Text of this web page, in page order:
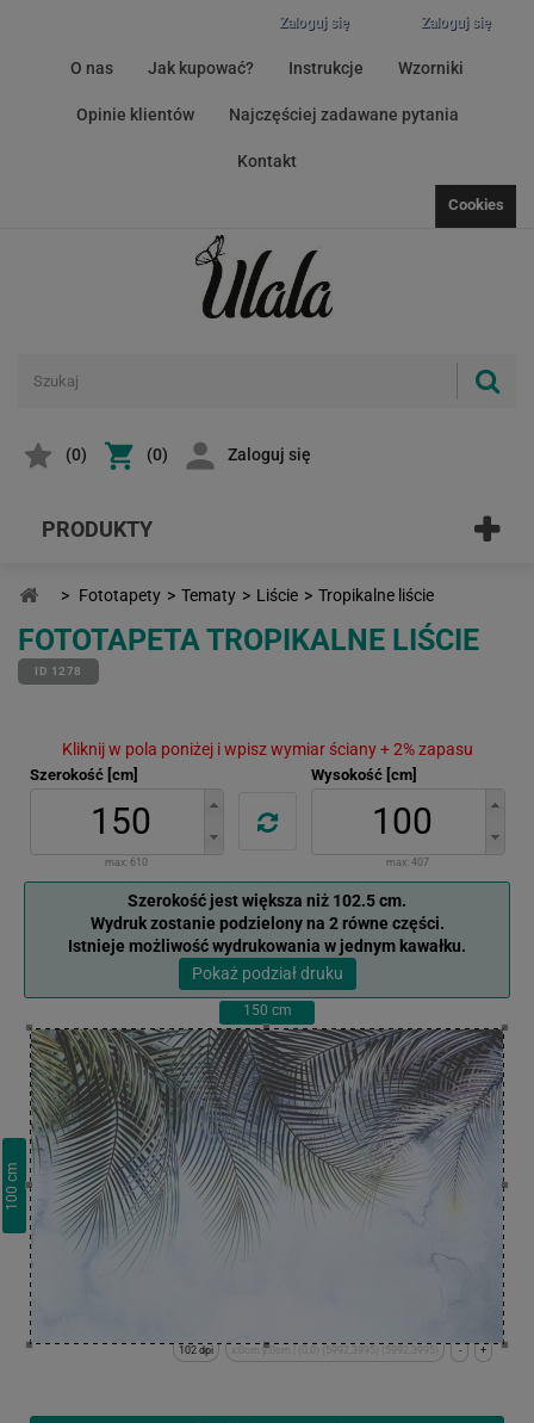
Zaloguj się
Zaloguj się
O nas Jak kupować? Instrukcje Wzorniki
Opinie klientów Najczęściej zadawane pytania
Kontakt
Cookies
(0) (0) Zaloguj się
PRODUKTY
> Fototapety > Tematy > Liście > Tropikalne liście
FOTOTAPETA TROPIKALNE LIŚCIE
ID 1278
Kliknij w pola poniżej i wpisz wymiar ściany + 2% zapasu
Szerokość [cm]
max: 610
Wysokość [cm]
max: 407
Szerokość jest większa niż 102.5 cm.
Wydruk zostanie podzielony na 2 równe części.
Istnieje możliwość wydrukowania w jednym kawałku.
Pokaż podział druku
150 cm
100
cm
+
-
x:0cm y:0cm | (0,0) (5992,3995) (5992,3995)
102 dpi